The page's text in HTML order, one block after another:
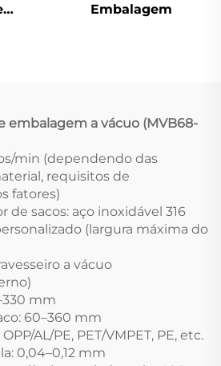
Embalagem
embalagem a vácuo (MVB68-
min (dependendo das
requisitos de
fatores)
de sacos: aço inoxidável 316
(largura máxima do
a vácuo
mm
60–360 mm
AL/PE, PET/VMPET, PE, etc.
0,04–0,12 mm